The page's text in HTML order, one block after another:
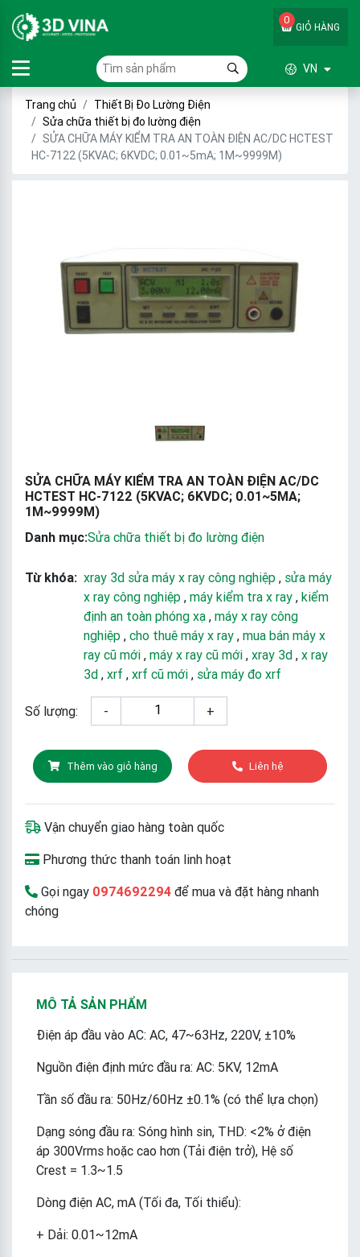
GIỎ HÀNG
0
VN
Trang chủ
Thiết Bị Đo Lường Điện
Sửa chữa thiết bị đo lường điện
SỬA CHỮA MÁY KIỂM TRA AN TOÀN ĐIỆN AC/DC HCTEST
HC-7122 (5KVAC; 6KVDC; 0.01~5mA; 1M~9999M)
SỬA CHỮA MÁY KIỂM TRA AN TOÀN ĐIỆN AC/DC
HCTEST HC-7122 (5KVAC; 6KVDC; 0.01~5MA;
1M~9999M)
Danh mục:Sửa chữa thiết bị đo lường điện
Từ khóa: xray 3d sửa máy x ray công nghiệp , sửa máy
x ray công nghiệp , máy kiểm tra x ray , kiểm
định an toàn phóng xạ , máy x ray công
nghiệp , cho thuê máy x ray , mua bán máy x
ray cũ mới , máy x ray cũ mới , xray 3d , x ray
3d , xrf , xrf cũ mới , sửa máy đo xrf
Số lượng: - +
Thêm vào giỏ hàng Liên hệ
Vận chuyển giao hàng toàn quốc
Phương thức thanh toán linh hoạt
Gọi ngay 0974692294 để mua và đặt hàng nhanh
chóng
MÔ TẢ SẢN PHẨM
Điện áp đầu vào AC: AC, 47~63Hz, 220V, ±10%
Nguồn điện định mức đầu ra: AC: 5KV, 12mA
Tần số đầu ra: 50Hz/60Hz ±0.1% (có thể lựa chọn)
Dạng sóng đầu ra: Sóng hình sin, THD: <2% ở điện
áp 300Vrms hoặc cao hơn (Tải điện trở), Hệ số
Crest = 1.3~1.5
Dòng điện AC, mA (Tối đa, Tối thiểu):
+ Dải: 0.01~12mA